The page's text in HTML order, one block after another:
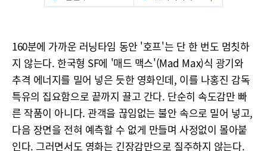
160분에 가까운 러닝타임 동안 '호프'는 단 한 번도 멈칫하
지 않는다. 한국형 SF에 '매드 맥스'(Mad Max)식 광기와
추격 에너지를 밀어 넣은 듯한 영화인데, 이를 나홍진 감독
특유의 집요함으로 끝까지 끌고 간다. 단순히 속도감만 빠
른 작품이 아니다. 관객을 끊임없는 불안 속으로 밀어 넣고,
다음 장면을 전혀 예측할 수 없게 만들며 사정없이 몰아붙
인다. 그러면서도 영화는 긴장감만으로 질주하지 않는다.